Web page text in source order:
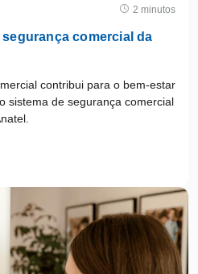
2 minutos
comercial da
contribui para o bem-estar
sistema de segurança comercial